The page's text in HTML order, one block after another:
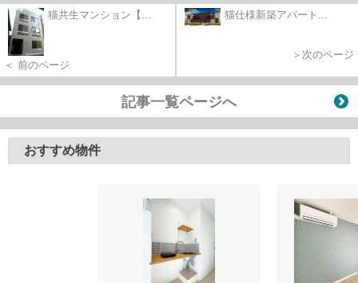
猫共生マンション【...
＜ 前のページ
猫仕様新築アパート...
＞次のページ
記事一覧ページへ
おすすめ物件